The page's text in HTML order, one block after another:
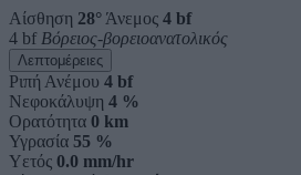
Αίσθηση 28° Άνεμος 4 bf
4 bf Βόρειος-βορειοανατολικός
Λεπτομέρειες
Ριπή Ανέμου 4 bf
Νεφοκάλυψη 4 %
Ορατότητα 0 km
Υγρασία 55 %
Υετός 0.0 mm/hr